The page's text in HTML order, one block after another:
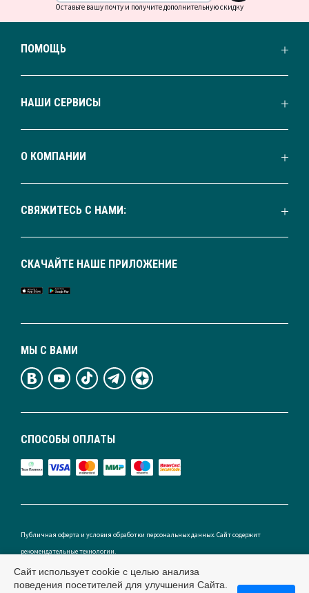
Оставьте вашу почту и получите дополнительную скидку
ПОМОЩЬ
НАШИ СЕРВИСЫ
О КОМПАНИИ
СВЯЖИТЕСЬ С НАМИ:
СПОСОБЫ ОПЛАТЫ
МЫ С ВАМИ
СКАЧАЙТЕ НАШЕ ПРИЛОЖЕНИЕ
Публичная оферта и условия обработки персональных данных. Сайт содержит
рекомендательные технологии.
Сайт использует cookie с целью анализа
поведения посетителей для улучшения Сайта.